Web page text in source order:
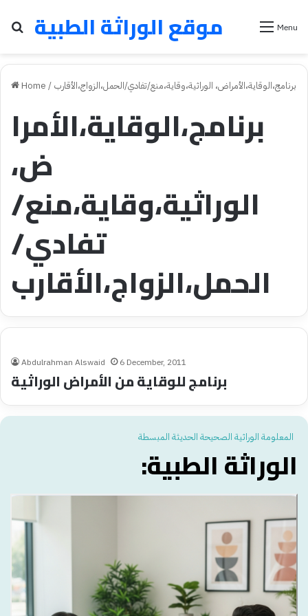
Search for
موقع الوراثة الطبية Menu
Home / برنامج،الوقاية،الأمراض، الوراثية،وقاية،منع/تفادي/الحمل،الزواج،الأقارب
برنامج،الوقاية،الأمرا
ض،
الوراثية،وقاية،منع/
تفادي/
الحمل،الزواج،الأقارب
Abdulrahman Alswaid 6 December, 2011
برنامج للوقاية من الأمراض الوراثية
المعلومة الوراثية الصحيحة الحديثة المبسطة
الوراثة الطبية: